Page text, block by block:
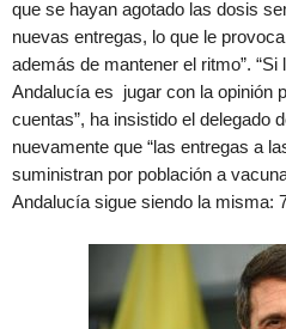
que se hayan agotado las dosis
nuevas entregas, lo que le
además de mantener el ritmo”.
Andalucía es jugar con la opinión
cuentas”, ha insistido el delegado
nuevamente que “las entregas a
suministran por población a
Andalucía sigue siendo la misma: